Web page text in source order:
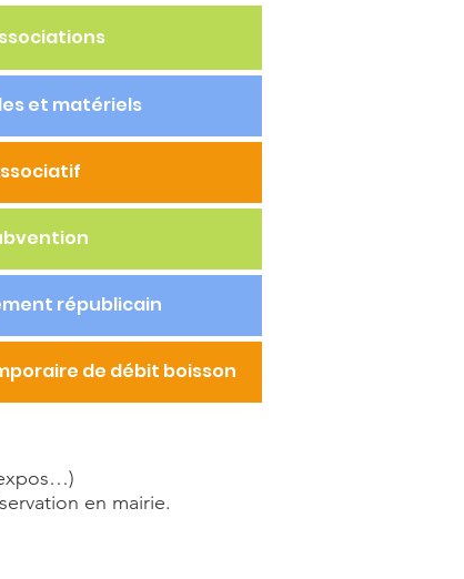
et matériels
républicain
de débit boisson
en mairie.